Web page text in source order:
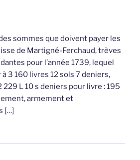
sommes que doivent payer les
de Martigné-Ferchaud, trèves
pour l’année 1739, lequel
3 160 livres 12 sols 7 deniers,
229 L 10 s deniers pour livre : 195
armement et
[…]